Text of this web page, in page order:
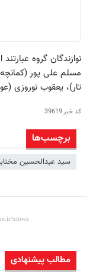
نوازندگان گروه
مسلم علی پور
تار)، یعقوب نوروزی
کد خبر39619
برچسب‌ها
سید عبدالحسین
مطالب پیشنهادی